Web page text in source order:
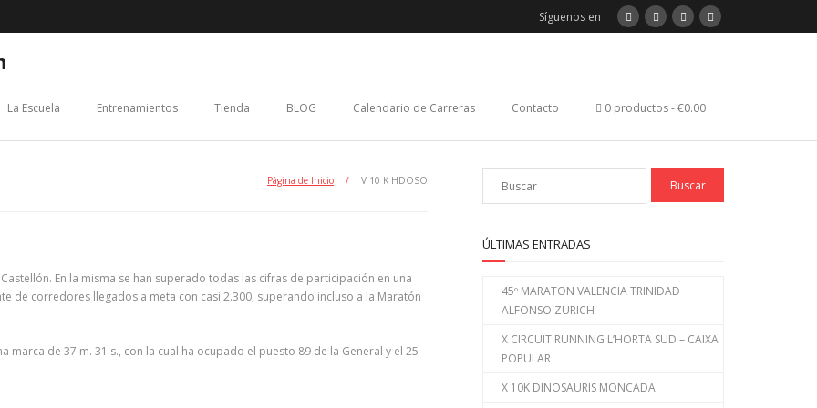
Síguenos en
La Escuela Entrenamientos Tienda BLOG Calendario de Carreras Contacto 0 productos €0.00
Página de Inicio / V 10 K HDOSO
En la misma se han superado todas las cifras de participación en una
de corredores llegados a meta con casi 2.300, superando incluso a la Maratón
de 37 m. 31 s., con la cual ha ocupado el puesto 89 de la General y el 25
ÚLTIMAS ENTRADAS
45º MARATON VALENCIA TRINIDAD
ALFONSO ZURICH
X CIRCUIT RUNNING L’HORTA SUD – CAIXA
POPULAR
X 10K DINOSAURIS MONCADA